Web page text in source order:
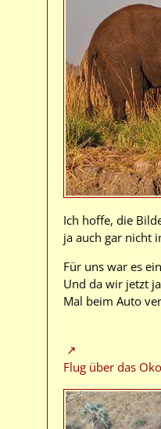
Ich hoffe, die
ja auch gar nicht
Für uns war es
Und da wir jetzt
Mal beim Auto
Flug über das